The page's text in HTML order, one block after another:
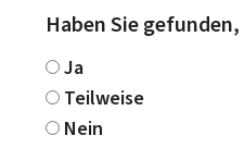
Haben Sie
Ja
Teilweise
Nein